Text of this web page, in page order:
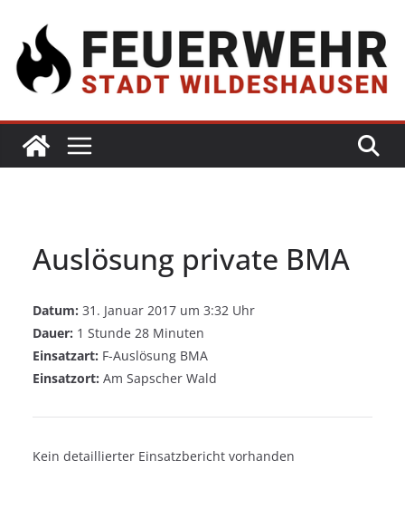
Auslösung private BMA
Datum: 31. Januar 2017 um 3:32 Uhr
Dauer: 1 Stunde 28 Minuten
Einsatzart: F-Auslösung BMA
Einsatzort: Am Sapscher Wald
Kein detaillierter Einsatzbericht vorhanden